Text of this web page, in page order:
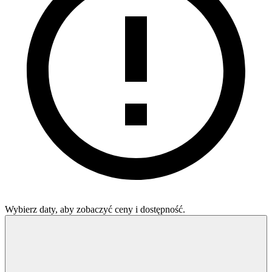
Wybierz daty, aby zobaczyć ceny i dostępność.